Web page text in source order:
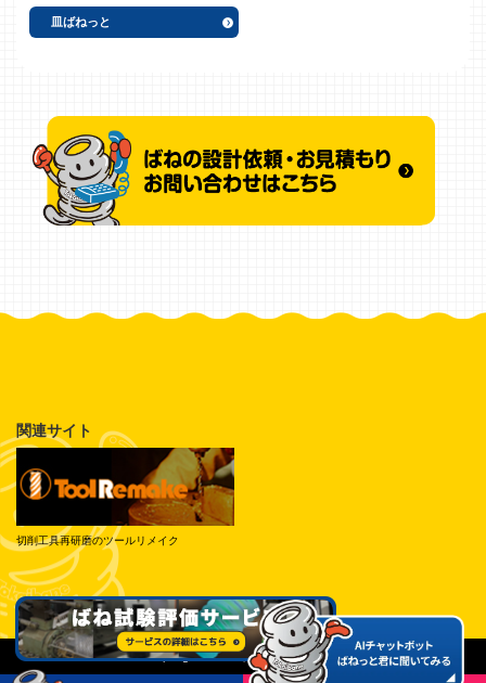
皿ばねっと
関連サイト
切削工具再研磨のツールリメイク
© Tokai Spring Industries, Inc. All Rights Reserved.